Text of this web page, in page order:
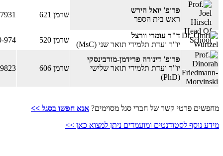
פרופ' יואל הירש
ראש בית הספר
שרמן 621
ד"ר עומרי וורצל
​יו"ר ועדת תלמידי תואר שני (MsC)
שרמן 520 974
פרופ' דינורה פרידמן-מורבינסקי
יו"ר ועדת תלמידי תואר שלישי
(PhD)
שרמן 606
מחפשים פרטי קשר של חברי סגל מסוימים? אנא חפשו בסגל >>
מידע נוסף לסטודנטים ומועמדים ניתן למצוא כאן >>